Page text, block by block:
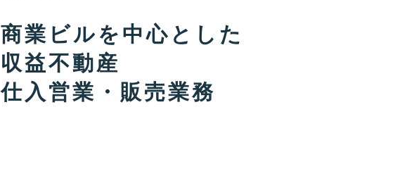
商業ビルを中心とした
収益不動産
仕入営業・販売業務